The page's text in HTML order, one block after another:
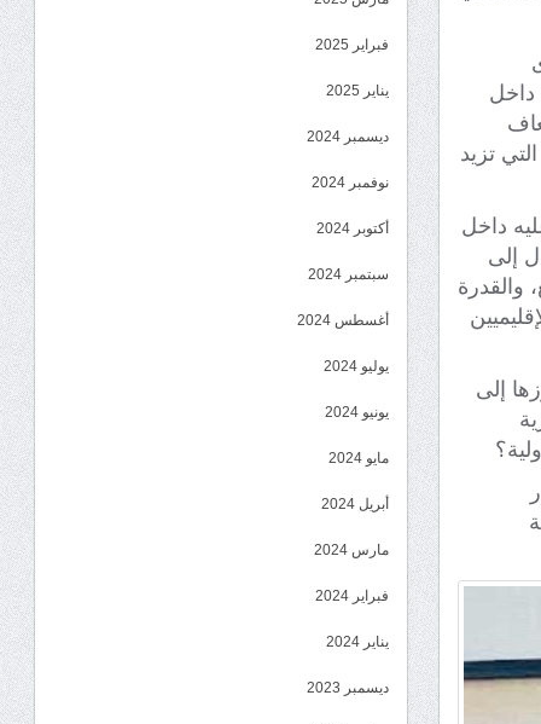
داخل
تزيد
داخل
إلى
والقدرة
إلى
فبراير 2025
يناير 2025
ديسمبر 2024
نوفمبر 2024
أكتوبر 2024
سبتمبر 2024
أغسطس 2024
يوليو 2024
يونيو 2024
مايو 2024
أبريل 2024
مارس 2024
فبراير 2024
يناير 2024
ديسمبر 2023